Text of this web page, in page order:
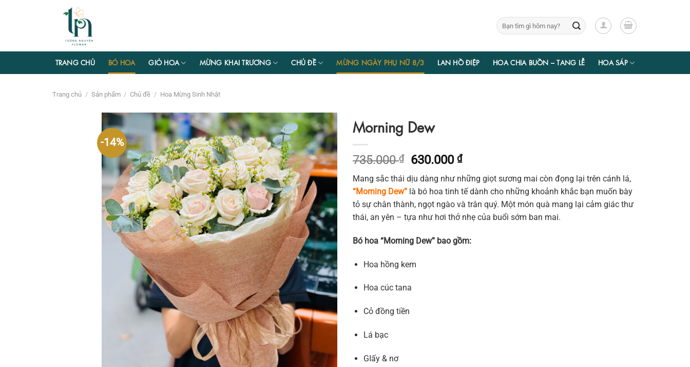
Tìm
kiếm:
TRANG CHỦ BÓ HOA GIỎ HOA MỪNG KHAI TRƯƠNG CHỦ ĐỀ MỪNG NGÀY PHỤ NỮ 8/3 LAN HỒ ĐIỆP HOA CHIA BUỒN – TANG LỄ HOA SÁP
Trang chủ / Sản phẩm / Chủ đề / Hoa Mừng Sinh Nhật
-14%
Morning Dew
735.000₫
Giá
gốc
là:
735.000 ₫.
630.000₫Giá
hiện
tại
là:
630.000 ₫.
Mang sắc thái dịu dàng như những giọt sương mai còn đọng lại trên cánh lá,
“Morning Dew” là bó hoa tinh tế dành cho những khoảnh khắc bạn muốn bày
tỏ sự chân thành, ngọt ngào và trân quý. Một món quà mang lại cảm giác thư
thái, an yên – tựa như hơi thở nhẹ của buổi sớm ban mai.
Bó hoa “Morning Dew” bao gồm:
Hoa hồng kem
Hoa cúc tana
Cỏ đồng tiền
Lá bạc
GIấy & nơ